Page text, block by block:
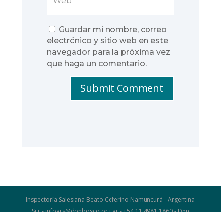
Guardar mi nombre, correo
electrónico y sitio web en este
navegador para la próxima vez
que haga un comentario.
Submit Comment
Inspectoría Salesiana Beato Ceferino Namuncurá - Argentina